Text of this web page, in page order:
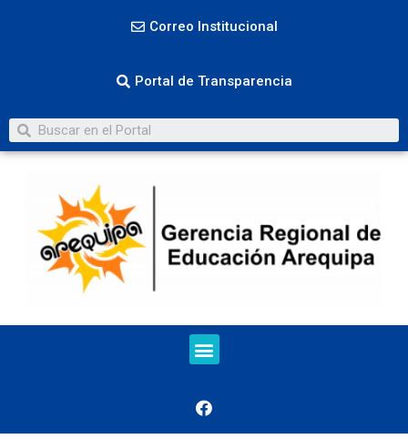
Correo Institucional
Portal de Transparencia